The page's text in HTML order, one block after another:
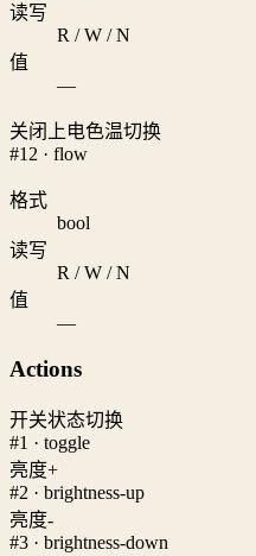
读写
R / W / N
值
—
关闭上电色温切换
#12 · flow
格式
bool
读写
R / W / N
值
—
Actions
开关状态切换
#1 · toggle
亮度+
#2 · brightness-up
亮度-
#3 · brightness-down